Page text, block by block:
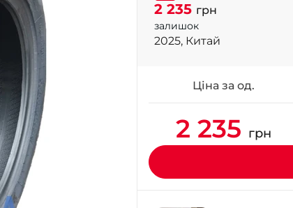
2 235 грн
залишок
2025, Китай
Ціна за од.
2 235 грн